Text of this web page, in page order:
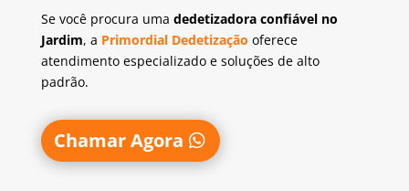
Se você procura uma dedetizadora confiável no
Jardim, a Primordial Dedetização oferece
atendimento especializado e soluções de alto
padrão.
Chamar Agora